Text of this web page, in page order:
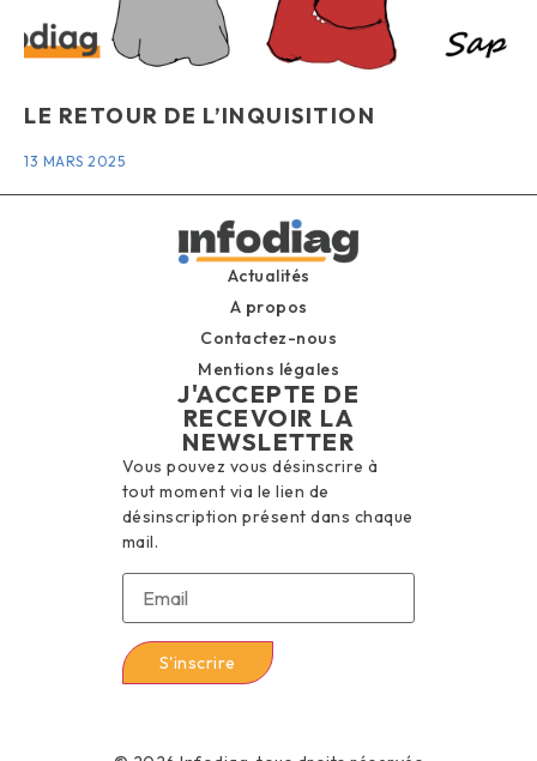
LE RETOUR DE L’INQUISITION
13 MARS 2025
Actualités
A propos
Contactez-nous
Mentions légales
J'ACCEPTE DE
RECEVOIR LA
NEWSLETTER
Vous pouvez vous désinscrire à
tout moment via le lien de
désinscription présent dans chaque
mail.